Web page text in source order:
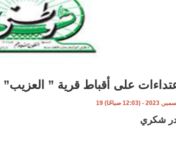
على أقباط قرية ”
2023 - (12:03 صباحًا)
شكري